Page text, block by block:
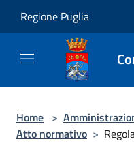
Regione Puglia
Home >
Atto normativo >